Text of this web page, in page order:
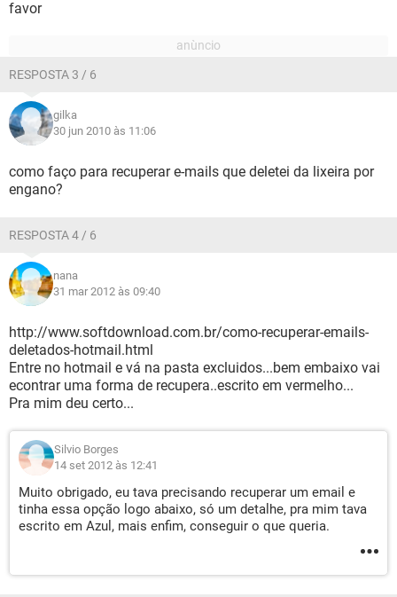
favor
RESPOSTA 3 / 6
gilka
30 jun 2010 às 11:06
como faço para recuperar e-mails que deletei da lixeira por
engano?
RESPOSTA 4 / 6
nana
31 mar 2012 às 09:40
http://www.softdownload.com.br/como-recuperar-emails-
deletados-hotmail.html
Entre no hotmail e vá na pasta excluidos...bem embaixo vai
econtrar uma forma de recupera..escrito em vermelho...
Pra mim deu certo...
Silvio Borges
14 set 2012 às 12:41
Muito obrigado, eu tava precisando recuperar um email e
tinha essa opção logo abaixo, só um detalhe, pra mim tava
escrito em Azul, mais enfim, conseguir o que queria.